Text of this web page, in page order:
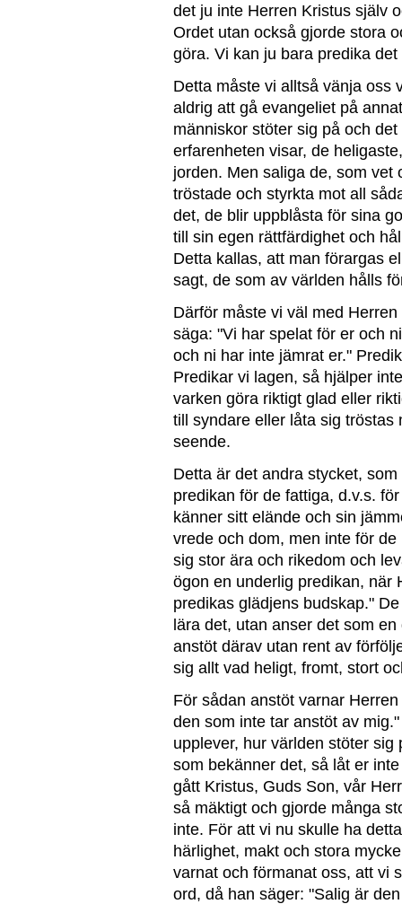
det ju inte Herren Kristus själv
Ordet utan också gjorde stora
göra. Vi kan ju bara predika
Detta måste vi alltså vänja oss
aldrig att gå evangeliet på
människor stöter sig på och
erfarenheten visar, de
jorden. Men saliga de, som vet
tröstade och styrkta mot all
det, de blir uppblåsta för sina
till sin egen rättfärdighet och
Detta kallas, att man förargas
sagt, de som av världen hålls
Därför måste vi väl med
säga: "Vi har spelat för er och
och ni har inte jämrat er."
Predikar vi lagen, så hjälper
varken göra riktigt glad eller
till syndare eller låta sig
seende.
Detta är det andra stycket,
predikan för de fattiga, d.v.s.
känner sitt elände och sin
vrede och dom, men inte för
sig stor ära och rikedom och
ögon en underlig predikan, när
predikas glädjens budskap."
lära det, utan anser det som
anstöt därav utan rent av
sig allt vad heligt, fromt, stort
För sådan anstöt varnar
den som inte tar anstöt av
upplever, hur världen stöter
som bekänner det, så låt er
gått Kristus, Guds Son, vår
så mäktigt och gjorde många
inte. För att vi nu skulle ha
härlighet, makt och stora
varnat och förmanat oss, att vi
ord, då han säger: "Salig är